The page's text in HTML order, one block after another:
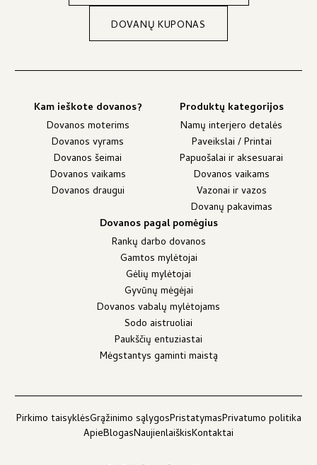
DOVANŲ KUPONAS
Kam ieškote dovanos?
Dovanos moterims
Dovanos vyrams
Dovanos šeimai
Dovanos vaikams
Dovanos draugui
Produktų kategorijos
Namų interjero detalės
Paveikslai / Printai
Papuošalai ir aksesuarai
Dovanos vaikams
Vazonai ir vazos
Dovanų pakavimas
Dovanos pagal pomėgius
Rankų darbo dovanos
Gamtos mylėtojai
Gėlių mylėtojai
Gyvūnų mėgėjai
Dovanos vabalų mylėtojams
Sodo aistruoliai
Paukščių entuziastai
Mėgstantys gaminti maistą
Pirkimo taisyklėsGrąžinimo sąlygosPristatymasPrivatumo politika
ApieBlogasNaujienlaiškisKontaktai